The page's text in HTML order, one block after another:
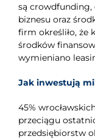
są crowdfunding,
biznesu oraz
firm określiło, że
środków
wymieniano
Jak inwestują
45%
przeciągu
przedsiębiorstw